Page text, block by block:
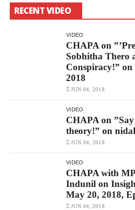
RECENT VIDEO
VIDEO
CHAPA on
Sobhitha Thero
Conspiracy!”
2018
JUN 04, 2018
VIDEO
CHAPA on
theory!” on
JUN 04, 2018
VIDEO
CHAPA with
Indunil on
May 20, 2018,
JUN 04, 2018